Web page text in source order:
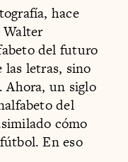
hace
del futuro
las letras, sino
Ahora, un siglo
del
cómo
En eso